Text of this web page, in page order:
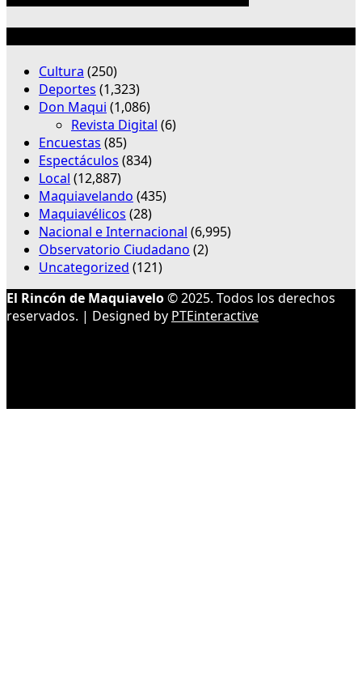
Cultura (250)
Deportes (1,323)
Don Maqui (1,086)
Revista Digital (6)
Encuestas (85)
Espectáculos (834)
Local (12,887)
Maquiavelando (435)
Maquiavélicos (28)
Nacional e Internacional (6,995)
Observatorio Ciudadano (2)
Uncategorized (121)
El Rincón de Maquiavelo© 2025. Todos los derechos
reservados. | Designed by PTEinteractive